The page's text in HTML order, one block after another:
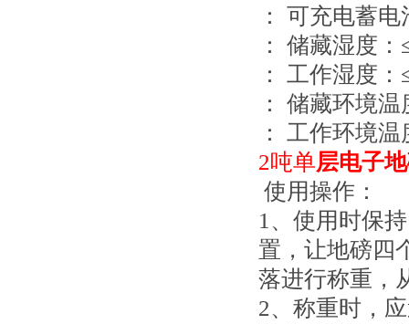
： 可充电蓄电
： 储藏湿度
： 工作湿度
： 储藏环境
： 工作环境
2吨单层电子
使用操作：
1、使用时保
置，让地磅四
落进行称重，
2、称重时，